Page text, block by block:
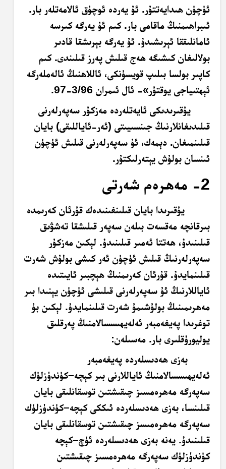
ئۈچۈن ھىدايەتتۇر. ئۇ يەردە ئوچۇق ئالامەتلەر بار.
ئىبراھىمنىڭ ماقامى بار. كىم ئۇ يەرگە كىرسە
ئامانلىققا ئېرىشىدۇ.ئۇ يەرگە بېرىشقا قادىر
بولالىغان كىشىگە ھەج قىلىش پەرز قىلىندى. كىم
كاپىر بولسا بىلىپ قويسۇنكى، ئاللاھنىڭ ئالەملەرگە
ئېھتىياجى يوقتۇر»- ئال ئىمران 3/96-97.
يۇقىرىدىكى ئايەتلەردە مەزكۇر سەپەرلەرنى
قىلىدىغانلارنىڭ جىنسىيىتى (ئەر-ئاياللىقى) بايان
قىلىنمىغان. دېمەك، ئۇ سەپەرلەرنى قىلىش ئۈچۈن
ئىنسان بولۇش يېتەرلىكتۇر.
2- مەھرەم شەرتى
يۇقىرىدا بايان قىلىنغىنىدەك قۇرئان كەرىمدە
بىرقانچە مەقسەت بىلەن سەپەر قىلىشقا تەشۋىق
قىلىنىدۇ، ھەتتا ئەمىر قىلىنىدۇ. لېكىن مەزكۇر
سەپەرلەرنىڭ قىلىش ئۈچۈن ئەر كىشى بولۇش شەرت
قىلىنمايدۇ. قۇرئان كەرىمنىڭ ھېچبىر ئايىتىدە
ئاياللارنىڭ ئۇ سەپەرلەرنى قىلىشى ئۈچۈن يېنىدا بىر
مەھرىمىنىڭ بولۇشىمۇ شەرت قىلىنمايدۇ. لېكىن بۇ
توغرىدا پەيغەمبەر ئەلەيھىسسالامنىڭ پەرقلىق
يوليورۇقلىرى بار. مەسىلەن:
بەزى ھەدىسلەردە پەيغەمبەر
ئەلەيھىسسالامنىڭ ئاياللارنى بىر كېچە–كۈندۈزلۈك
سەپەرگە مەھرەمسىز چىقىشتىن توسقانلىقى بايان
قىلىنسا، بەزى ھەدىسلەردە ئىككى كېچە–كۈندۈزلۈك
سەپەرگە مەھرەمىسز چىقىشتىن توسقانلىقى بايان
قىلىنىدۇ. يەنە بەزى ھەدىسلەردە ئۈچ–كېچە
كۈندۈزلۈك سەپەرگە مەھرەمسىز چىقىشتىن